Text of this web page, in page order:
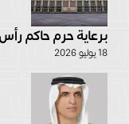
برعاية حرم حاكم
18 يوليو 2026